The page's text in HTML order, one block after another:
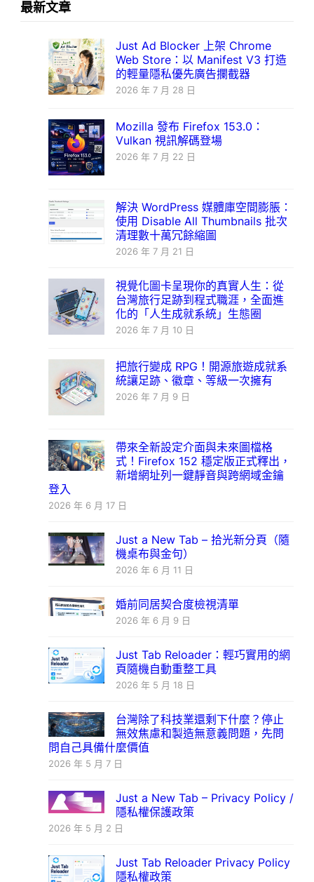
最新文章
Just Ad Blocker 上架 Chrome
Web Store：以 Manifest V3 打造
的輕量隱私優先廣告攔截器
2026 年 7 月 28 日
Mozilla 發布 Firefox 153.0：
Vulkan 視訊解碼登場
2026 年 7 月 22 日
解決 WordPress 媒體庫空間膨脹：
使用 Disable All Thumbnails 批次
清理數十萬冗餘縮圖
2026 年 7 月 21 日
視覺化圖卡呈現你的真實人生：從
台灣旅行足跡到程式職涯，全面進
化的「人生成就系統」生態圈
2026 年 7 月 10 日
把旅行變成 RPG！開源旅遊成就系
統讓足跡、徽章、等級一次擁有
2026 年 7 月 9 日
帶來全新設定介面與未來圖檔格
式！Firefox 152 穩定版正式釋出，
新增網址列一鍵靜音與跨網域金鑰
登入
2026 年 6 月 17 日
Just a New Tab – 拾光新分頁（隨
機桌布與金句）
2026 年 6 月 11 日
婚前同居契合度檢視清單
2026 年 6 月 9 日
Just Tab Reloader：輕巧實用的網
頁隨機自動重整工具
2026 年 5 月 18 日
台灣除了科技業還剩下什麼？停止
無效焦慮和製造無意義問題，先問
問自己具備什麼價值
2026 年 5 月 7 日
Just a New Tab – Privacy Policy /
隱私權保護政策
2026 年 5 月 2 日
Just Tab Reloader Privacy Policy
隱私權政策